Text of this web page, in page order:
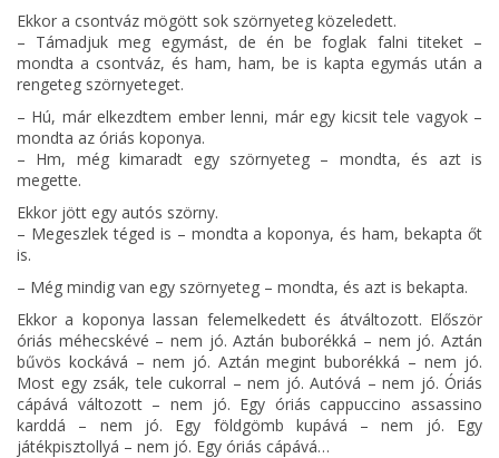
Ekkor a csontváz mögött sok szörnyeteg közeledett.
– Támadjuk meg egymást, de én be foglak falni titeket –
mondta a csontváz, és ham, ham, be is kapta egymás után a
rengeteg szörnyeteget.
– Hú, már elkezdtem ember lenni, már egy kicsit tele vagyok –
mondta az óriás koponya.
– Hm, még kimaradt egy szörnyeteg – mondta, és azt is
megette.
Ekkor jött egy autós szörny.
– Megeszlek téged is – mondta a koponya, és ham, bekapta őt
is.
– Még mindig van egy szörnyeteg – mondta, és azt is bekapta.
Ekkor a koponya lassan felemelkedett és átváltozott. Először
óriás méhecskévé – nem jó. Aztán buborékká – nem jó. Aztán
bűvös kockává – nem jó. Aztán megint buborékká – nem jó.
Most egy zsák, tele cukorral – nem jó. Autóvá – nem jó. Óriás
cápává változott – nem jó. Egy óriás cappuccino assassino
karddá – nem jó. Egy földgömb kupává – nem jó. Egy
játékpisztollyá – nem jó. Egy óriás cápává…